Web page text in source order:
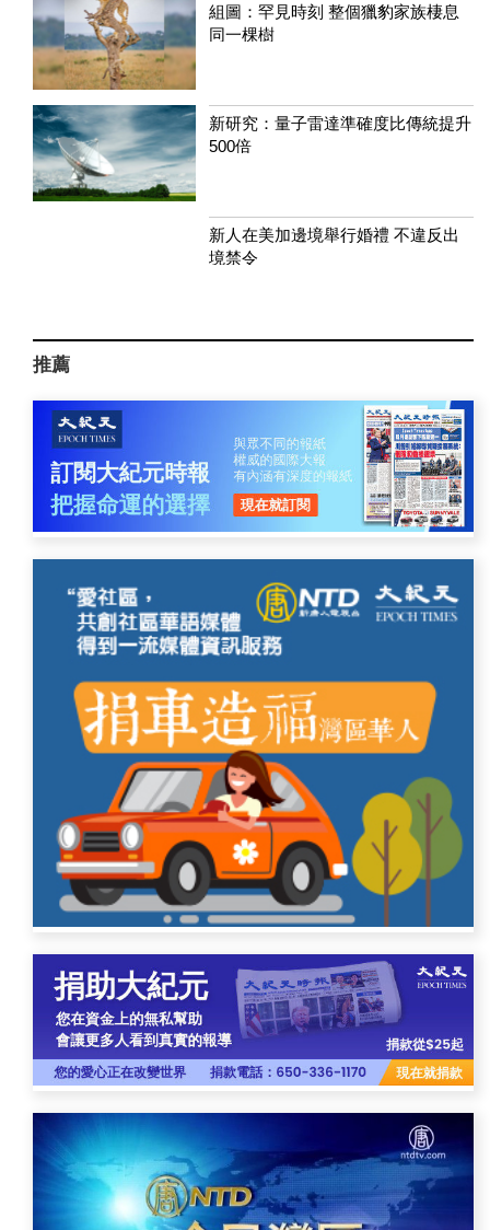
組圖：罕見時刻 整個獵豹家族棲息
同一棵樹
新研究：量子雷達準確度比傳統提升
500倍
新人在美加邊境舉行婚禮 不違反出
境禁令
推薦